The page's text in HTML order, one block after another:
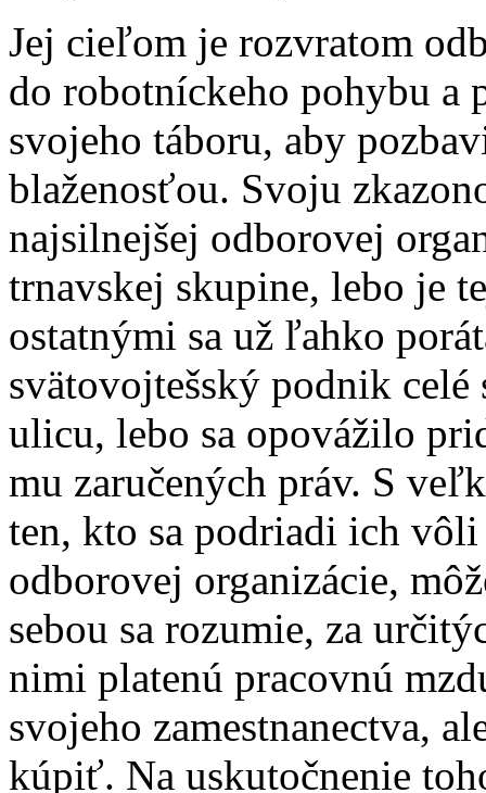
Jej cieľom je rozvratom
do robotníckeho pohybu a
svojeho táboru, aby
blaženosťou. Svoju
najsilnejšej odborovej
trnavskej skupine, lebo je
ostatnými sa už ľahko
svätovojtešský podnik
ulicu, lebo sa opovážilo
mu zaručených práv. S
ten, kto sa podriadi ich
odborovej organizácie,
sebou sa rozumie, za
nimi platenú pracovnú
svojeho zamestnanectva,
kúpiť. Na uskutočnenie